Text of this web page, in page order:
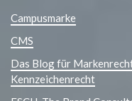
Campusmarke
CMS
Das Blog für
Kennzeichenrecht